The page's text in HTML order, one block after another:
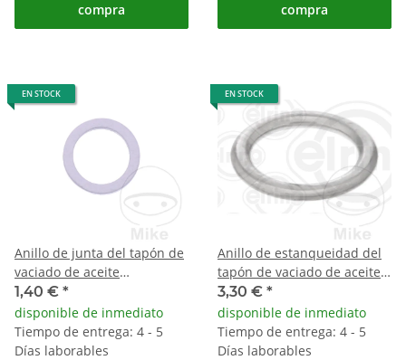
compra
compra
EN STOCK
Anillo de junta del tapón de
vaciado de aceite
14x20x2mm
1,40 € *
disponible de inmediato
Tiempo de entrega: 4 - 5
Días laborables
EN STOCK
Anillo de estanqueidad del
tapón de vaciado de aceite
14x20x2mm acero
3,30 € *
disponible de inmediato
Tiempo de entrega: 4 - 5
Días laborables